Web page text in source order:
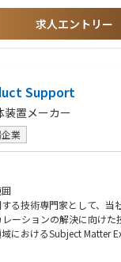
ル事業本部を立ち上げ、部
築
案、実行
求人エントリー
Support
装置メーカー
業
る技術専門家として、当
ーションの解決に向けた
におけるSubject Matter